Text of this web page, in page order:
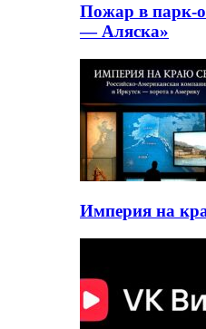
Пожар в парк-
— Аляска»
Империя на